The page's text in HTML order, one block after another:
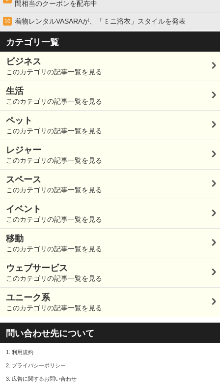
間相当のクーポンを配布中
10 着物レンタルVASARAが、「ミニ浴衣」スタイルを発表
カテゴリ一覧
ビジネス
このカテゴリの記事一覧を見る
生活
このカテゴリの記事一覧を見る
ペット
このカテゴリの記事一覧を見る
レジャー
このカテゴリの記事一覧を見る
スペース
このカテゴリの記事一覧を見る
イベント
このカテゴリの記事一覧を見る
移動
このカテゴリの記事一覧を見る
ウェブサービス
このカテゴリの記事一覧を見る
ユニーク系
このカテゴリの記事一覧を見る
問い合わせ先について
1. 利用規約
2. プライバシーポリシー
3. 広告に関するお問い合わせ